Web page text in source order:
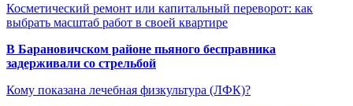
Косметический ремонт или капитальный переворот: как
выбрать масштаб работ в своей квартире
В Барановичском районе пьяного бесправника
задерживали со стрельбой
Кому показана лечебная физкультура (ЛФК)?